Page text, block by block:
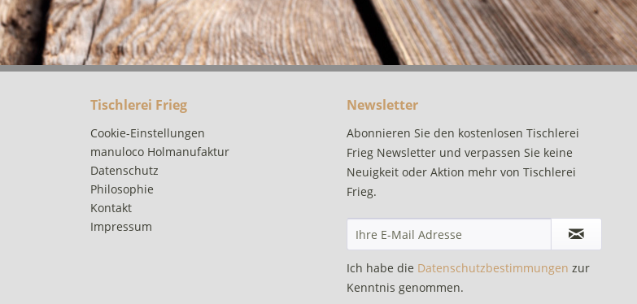
Tischlerei Frieg
Cookie-Einstellungen
manuloco Holmanufaktur
Datenschutz
Philosophie
Kontakt
Impressum
Newsletter
Abonnieren Sie den kostenlosen Tischlerei
Frieg Newsletter und verpassen Sie keine
Neuigkeit oder Aktion mehr von Tischlerei
Frieg.
Ich habe die Datenschutzbestimmungen zur
Kenntnis genommen.